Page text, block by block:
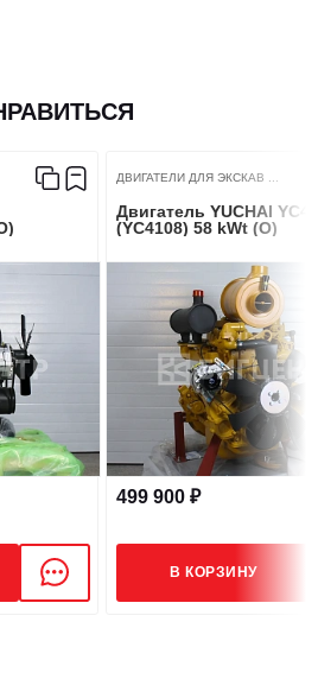
ДВИГАТЕЛИ ДЛЯ ЭКСКАВ ...
Двигатель YUCHAI
(YC4108) 58 kWt (O)
499 900 ₽
В КОРЗИНУ